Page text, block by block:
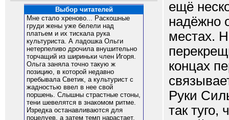
Выбор читателей
Мне стало хреново... Раскошные
груди жены уже белели над
платьем и их тискала рука
культуриста. А ладошка Ольги
нетерпеливо дрочила внушительно
торчащий из шириньки член Игоря.
Ольга заняла точно такую ж
позицию, в которой недавно
пребывала Светик, а культурист с
жадностью ввел в нее свой
поршень. Слышны страстные стоны,
тени шевелятся в знакомом ритме.
Изредка останавливаются для
поцелуев, а затем темп нарастает.
ещё
надёжно
местах.
концах
Руки
так